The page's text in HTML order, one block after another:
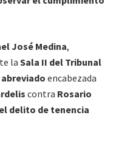
José Medina,
la Sala II del Tribunal
encabezada
contra Rosario
delito de tenencia